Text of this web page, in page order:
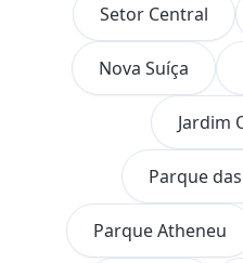
Setor Central
Nova Suíça
Jardim
Parque
Parque Atheneu